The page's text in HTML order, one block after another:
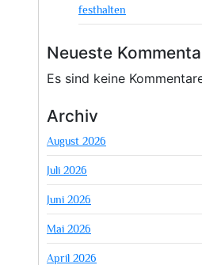
festhalten
Neueste
Es sind keine
Archiv
August 2026
Juli 2026
Juni 2026
Mai 2026
April 2026